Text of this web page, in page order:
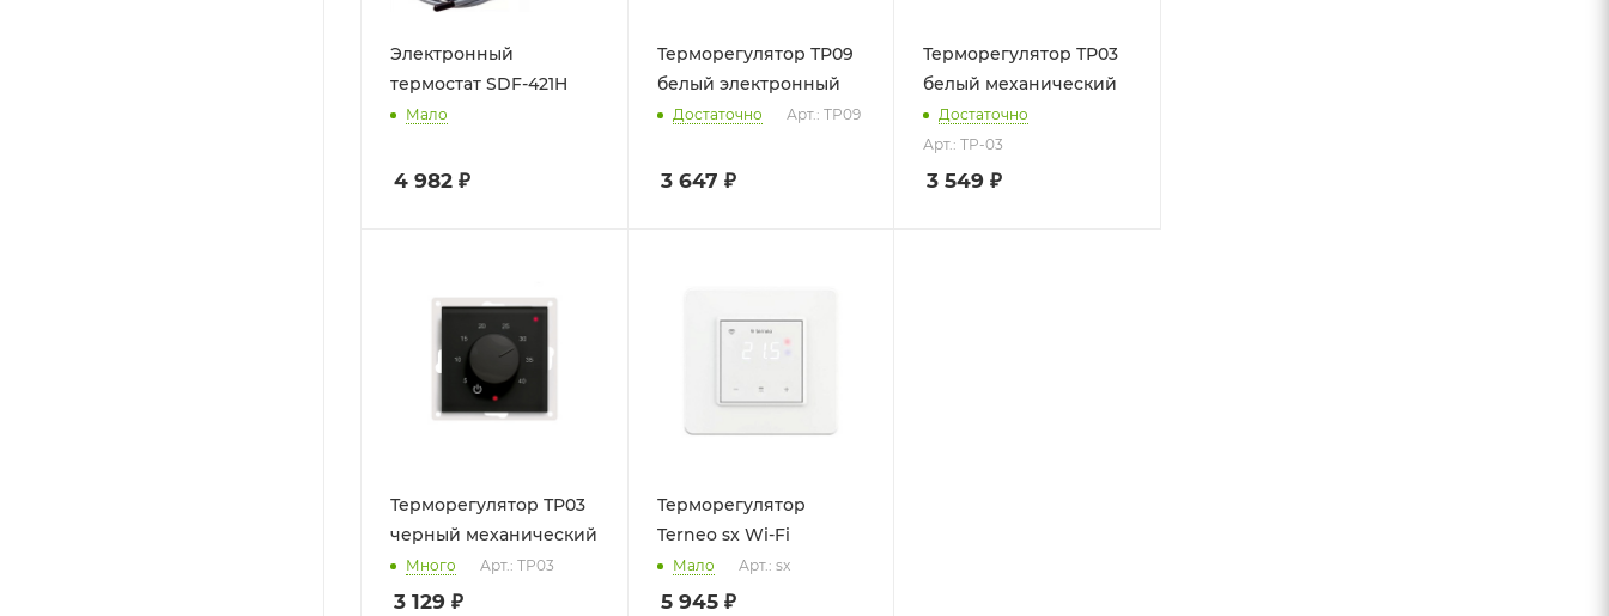
Электронный
термостат SDF-421H
Мало
4 982 ₽
Терморегулятор ТР09
белый электронный
Достаточно Арт.: ТР09
3 647 ₽
Терморегулятор ТР03
белый механический
Достаточно
Арт.: ТР-03
3 549 ₽
Терморегулятор ТР03
черный механический
Много Арт.: ТР03
3 129 ₽
Терморегулятор
Terneo sx Wi-Fi
Мало Арт.: sx
5 945₽